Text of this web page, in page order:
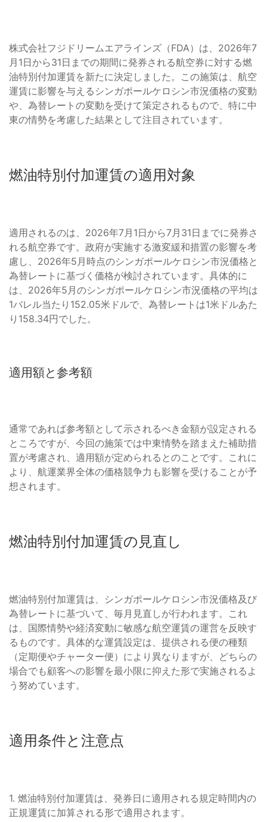
株式会社フジドリームエアラインズ（FDA）は、2026年7
月1日から31日までの期間に発券される航空券に対する燃
油特別付加運賃を新たに決定しました。この施策は、航空
運賃に影響を与えるシンガポールケロシン市況価格の変動
や、為替レートの変動を受けて策定されるもので、特に中
東の情勢を考慮した結果として注目されています。
燃油特別付加運賃の適用対象
適用されるのは、2026年7月1日から7月31日までに発券さ
れる航空券です。政府が実施する激変緩和措置の影響を考
慮し、2026年5月時点のシンガポールケロシン市況価格と
為替レートに基づく価格が検討されています。具体的に
は、2026年5月のシンガポールケロシン市況価格の平均は
1バレル当たり152.05米ドルで、為替レートは1米ドルあた
り158.34円でした。
適用額と参考額
通常であれば参考額として示されるべき金額が設定される
ところですが、今回の施策では中東情勢を踏まえた補助措
置が考慮され、適用額が定められるとのことです。これに
より、航運業界全体の価格競争力も影響を受けることが予
想されます。
燃油特別付加運賃の見直し
燃油特別付加運賃は、シンガポールケロシン市況価格及び
為替レートに基づいて、毎月見直しが行われます。これ
は、国際情勢や経済変動に敏感な航空運賃の運営を反映す
るものです。具体的な運賃設定は、提供される便の種類
（定期便やチャーター便）により異なりますが、どちらの
場合でも顧客への影響を最小限に抑えた形で実施されるよ
う努めています。
適用条件と注意点
1. 燃油特別付加運賃は、発券日に適用される規定時間内の
正規運賃に加算される形で適用されます。